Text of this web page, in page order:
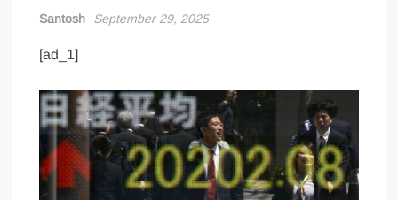
Santosh September 29, 2025
[ad_1]